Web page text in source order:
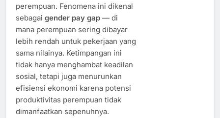
perempuan. Fenomena ini dikenal
sebagai gender pay gap — di
mana perempuan sering dibayar
lebih rendah untuk pekerjaan yang
sama nilainya. Ketimpangan ini
tidak hanya menghambat keadilan
sosial, tetapi juga menurunkan
efisiensi ekonomi karena potensi
produktivitas perempuan tidak
dimanfaatkan sepenuhnya.